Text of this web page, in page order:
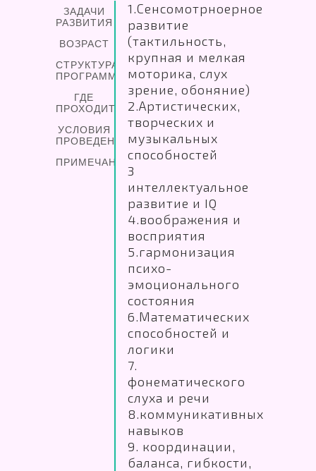
ЗАДАЧИ
РАЗВИТИЯ
ВОЗРАСТ
СТРУКТУРА
ПРОГРАММЫ
ГДЕ
ПРОХОДИТ
УСЛОВИЯ
ПРОВЕДЕНИЯ
ПРИМЕЧАНИЕ
1.Сенсомотрноерное
развитие
(тактильность,
крупная и мелкая
моторика, слух
зрение, обоняние)
2.Артистических,
творческих и
музыкальных
способностей
3
интеллектуальное
развитие и IQ
4.воображения и
восприятия
5.гармонизация
психо-
эмоционального
состояния
6.Математических
способностей и
логики
7.
фонематического
слуха и речи
8.коммуникативных
навыков
9. координации,
баланса, гибкости,